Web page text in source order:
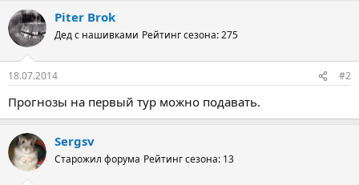
Piter Brok
Дед с нашивками Рейтинг сезона: 275
18.07.2014 #2
Прогнозы на первый тур можно подавать.
Sergsv
Старожил форума Рейтинг сезона: 13